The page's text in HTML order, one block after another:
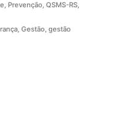
, Prevenção, QSMS-RS,
, Gestão, gestão